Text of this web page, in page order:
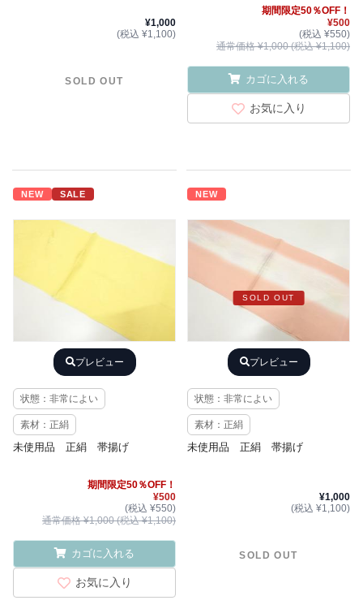
¥1,000
(税込 ¥1,100)
SOLD OUT
期間限定50％OFF！
¥500
(税込 ¥550)
通常価格 ¥1,000 (税込 ¥1,100)
カゴに入れる
お気に入り
NEW SALE
プレビュー
状態：非常によい
素材：正絹
未使用品 正絹 帯揚げ
期間限定50％OFF！
¥500
(税込 ¥550)
通常価格 ¥1,000 (税込 ¥1,100)
カゴに入れる
お気に入り
NEW
SOLD OUT
プレビュー
状態：非常によい
素材：正絹
未使用品 正絹 帯揚げ
¥1,000
(税込 ¥1,100)
SOLD OUT